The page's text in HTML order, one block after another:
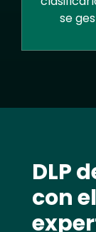
se
DLP
con